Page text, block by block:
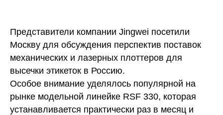
Представители компании Jingwei посетили
Москву для обсуждения перспектив поставок
механических и лазерных плоттеров для
высечки этикеток в Россию.
Особое внимание уделялось популярной на
рынке модельной линейке RSF 330, которая
устанавливается практически раз в месяц и